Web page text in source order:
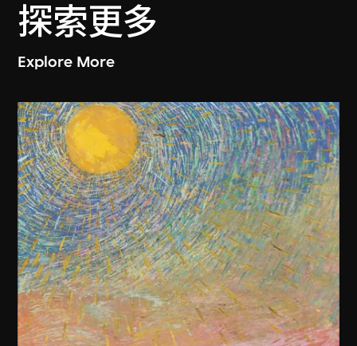
探索更多
Explore More